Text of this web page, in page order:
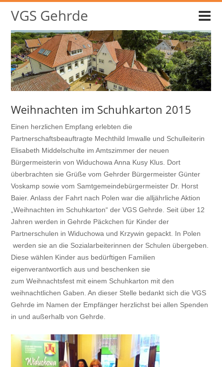
VGS Gehrde
Weihnachten im Schuhkarton 2015
Einen herzlichen Empfang erlebten die
Partnerschaftsbeauftragte Mechthild Imwalle und Schulleiterin
Elisabeth Middelschulte im Amtszimmer der neuen
Bürgermeisterin von Widuchowa Anna Kusy Klus. Dort
überbrachten sie Grüße vom Gehrder Bürgermeister Günter
Voskamp sowie vom Samtgemeindebürgermeister Dr. Horst
Baier. Anlass der Fahrt nach Polen war die alljährliche Aktion
„Weihnachten im Schuhkarton“ der VGS Gehrde. Seit über 12
Jahren werden in Gehrde Päckchen für Kinder der
Partnerschulen in Widuchowa und Krzywin gepackt. In Polen
werden sie an die Sozialarbeiterinnen der Schulen übergeben.
Diese wählen Kinder aus bedürftigen Familien
eigenverantwortlich aus und beschenken sie
zum Weihnachtsfest mit einem Schuhkarton mit den
weihnachtlichen Gaben. An dieser Stelle bedankt sich die VGS
Gehrde im Namen der Empfänger herzlichst bei allen Spenden
in und außerhalb von Gehrde.